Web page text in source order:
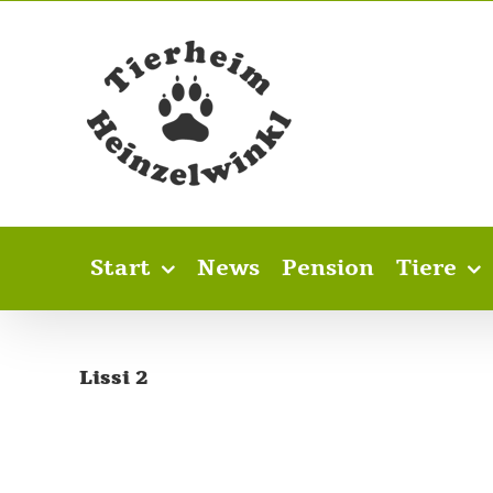
Start News Pension Tiere
Lissi 2